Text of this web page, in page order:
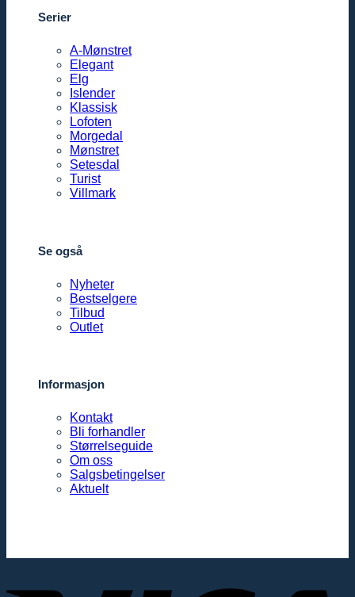
Serier
A-Mønstret
Elegant
Elg
Islender
Klassisk
Lofoten
Morgedal
Mønstret
Setesdal
Turist
Villmark
Se også
Nyheter
Bestselgere
Tilbud
Outlet
Informasjon
Kontakt
Bli forhandler
Størrelseguide
Om oss
Salgsbetingelser
Aktuelt